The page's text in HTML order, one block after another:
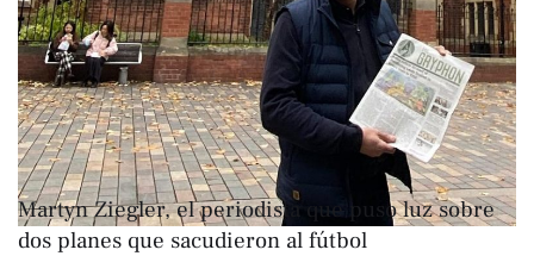
DEPORTES
Martyn Ziegler, el periodista que puso luz sobre
dos planes que sacudieron al fútbol